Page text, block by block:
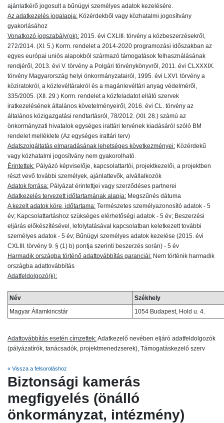
ajánlatkérő jogosult a bűnügyi személyes adatok kezelésére.
Az adatkezelés jogalapja: Közérdekből vagy közhatalmi jogosítvány
gyakorlásához
Vonatkozó jogszabály(ok): 2015. évi CXLIII. törvény a közbeszerzésekről,
272/2014. (XI. 5.) Korm. rendelet a 2014-2020 programozási időszakban az
egyes európai uniós alapokból származó támogatások felhasználásának
rendjéről, 2013. évi V. törvény a Polgári törvénykönyvről, 2011. évi CLXXXIX.
törvény Magyarország helyi önkormányzatairól, 1995. évi LXVI. törvény a
köziratokról, a közlevéltárakról és a magánlevéltári anyag védelméről,
335/2005. (XII. 29.) Korm. rendelet a közfeladatot ellátó szervek
iratkezelésének általános követelményeiről, 2016. évi CL. törvény az
általános közigazgatási rendtartásról, 78/2012. (XII. 28.) számú az
önkormányzati hivatalok egységes irattári tervének kiadásáról szóló BM
rendelet melléklete (Az egységes irattári terv)
Adatszolgáltatás elmaradásának lehetséges következményei: Közérdekű
vagy közhatalmi jogosítvány nem gyakorolható.
Érintettek: Pályázó képviselője, kapcsolattartói, projektkezelői, a projektben
részt vevő további személyek, ajánlattevők, alvállalkozók
Adatok forrása: Pályázat érintettjei vagy szerződéses partnerei
Adatkezelés tervezett időtartamának alapja: Megszűnés dátuma
A kezelt adatok köre, időtartama: Természetes személyazonosító adatok - 5
év; Kapcsolattartáshoz szükséges elérhetőségi adatok - 5 év; Beszerzési
eljárás előkészítésével, lefolytatásával kapcsolatban keletkezett további
személyes adatok - 5 év; Bűnügyi személyes adatok kezelése (2015. évi
CXLIII. törvény 9. § (1) b) pontja szerinti beszerzés során) - 5 év
Harmadik országba történő adattovábbítás garanciái: Nem történik harmadik
országba adattovábbítás
Adatfeldolgozó(k):
Név
Székhely
Magyar Államkincstár
1054 Budapest, Hold u. 4.
Adattovábbítás esetén címzettek:Adatkezelő nevében eljáró adatfeldolgozók
(pályázatírók, tanácsadók, projektmenedzserek), Támogatáskezelő szerv
« Vissza a felsoroláshoz
Biztonsági kamerás
megfigyelés (önálló
önkormányzat, intézmény)